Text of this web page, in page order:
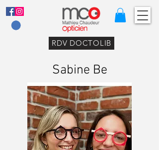
RDV DOCTOLIB
Sabine Be